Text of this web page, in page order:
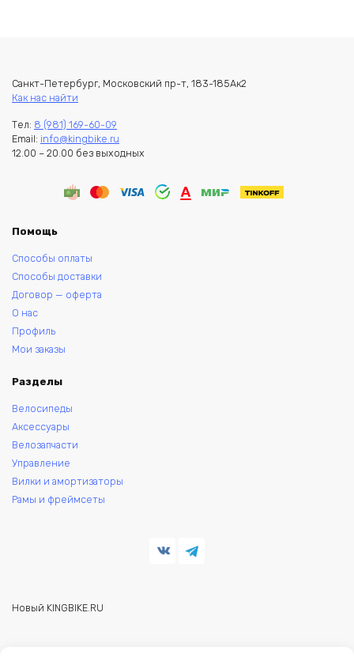
Санкт-Петербург, Московский пр-т, 183-185Ак2
Как нас найти
Тел: 8 (981) 169-60-09
Email: info@kingbike.ru
12.00 – 20.00 без выходных
Помощь
Способы оплаты
Способы доставки
Договор — оферта
О нас
Профиль
Мои заказы
Разделы
Велосипеды
Аксессуары
Велозапчасти
Управление
Вилки и амортизаторы
Рамы и фреймсеты
Новый KINGBIKE.RU